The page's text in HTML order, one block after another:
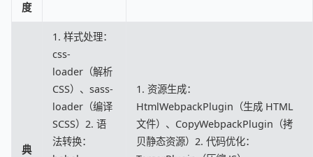
度
典
1. 样式处理：
css-
loader（解析
CSS）、sass-
loader（编译
SCSS）2. 语
法转换：
1. 资源生成：
HtmlWebpackPlugin（生成 HTML
文件）、CopyWebpackPlugin（拷
贝静态资源）2. 代码优化：